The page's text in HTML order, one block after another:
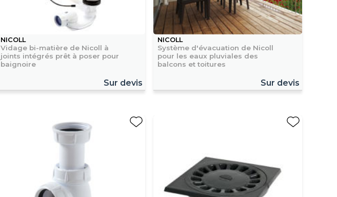
NICOLL
Vidage bi-matière de Nicoll à
joints intégrés prêt à poser pour
baignoire
Sur devis
NICOLL
Système d'évacuation de Nicoll
pour les eaux pluviales des
balcons et toitures
Sur devis